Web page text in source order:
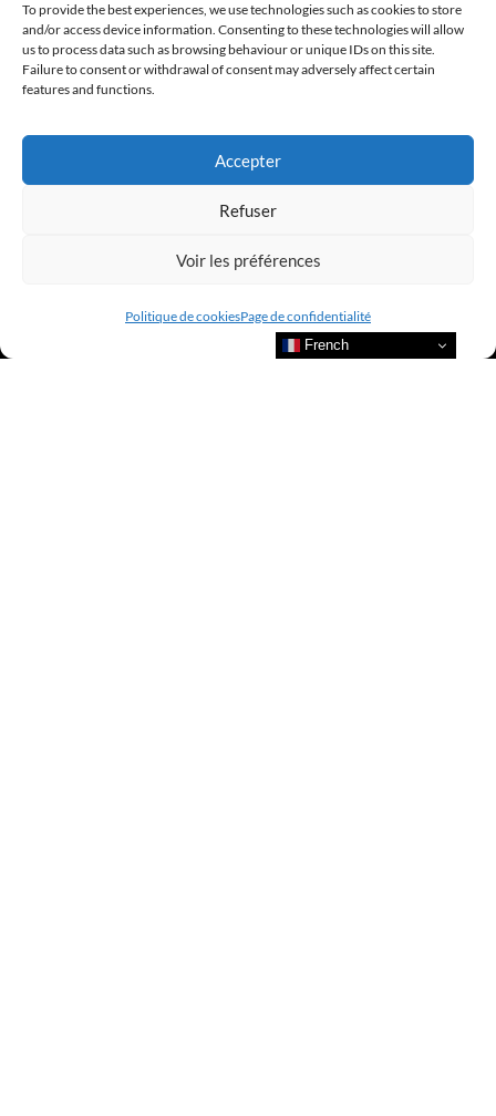
To provide the best experiences, we use technologies such as cookies to store
and/or access device information. Consenting to these technologies will allow
us to process data such as browsing behaviour or unique IDs on this site.
Failure to consent or withdrawal of consent may adversely affect certain
features and functions.
Accepter
Refuser
Voir les préférences
Politique de cookiesPage de confidentialité
@clubamilcar
French